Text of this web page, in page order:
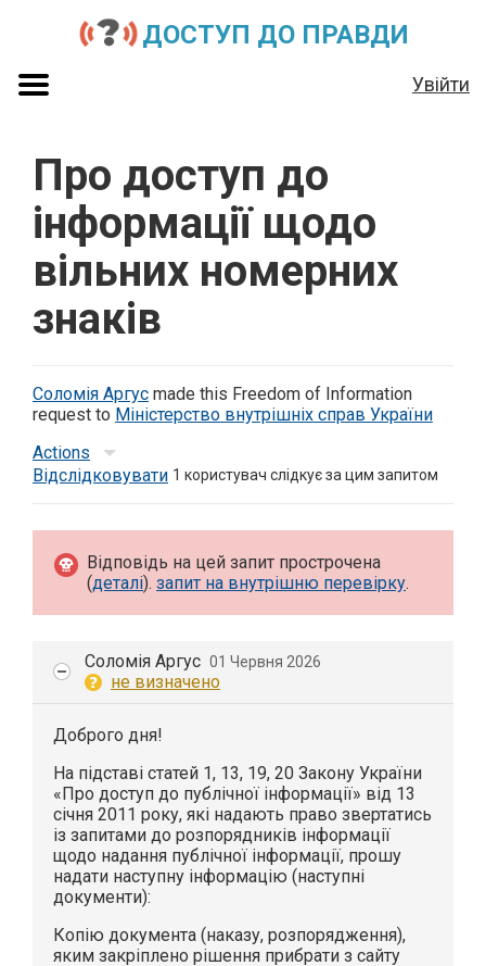
ДОСТУП ДО ПРАВДИ
Увійти
Про доступ до
інформації щодо
вільних номерних
знаків
Соломія Аргус made this Freedom of Information
request to Міністерство внутрішніх справ України
Actions
Відслідковувати 1 користувач слідкує за цим запитом
Відповідь на цей запит прострочена
(деталі). запит на внутрішню перевірку.
Соломія Аргус 01 Червня 2026
не визначено
Доброго дня!
На підставі статей 1, 13, 19, 20 Закону України
«Про доступ до публічної інформації» від 13
січня 2011 року, які надають право звертатись
із запитами до розпорядників інформації
щодо надання публічної інформації, прошу
надати наступну інформацію (наступні
документи):
Копію документа (наказу, розпорядження),
яким закріплено рішення прибрати з сайту